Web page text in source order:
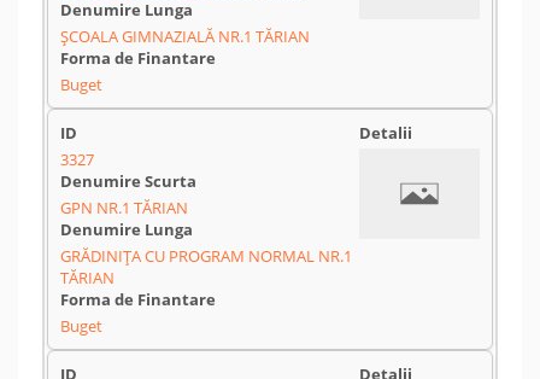
ȘCOALA GIMNAZIALĂ NR.1 TĂRIAN
Buget
3327
GPN NR.1 TĂRIAN
GRĂDINIȚA CU PROGRAM NORMAL NR.1
TĂRIAN
Buget